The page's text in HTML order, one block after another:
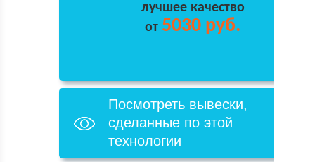
лучшее качество
от 5030 руб.
Посмотреть вывески,
сделанные по этой
технологии